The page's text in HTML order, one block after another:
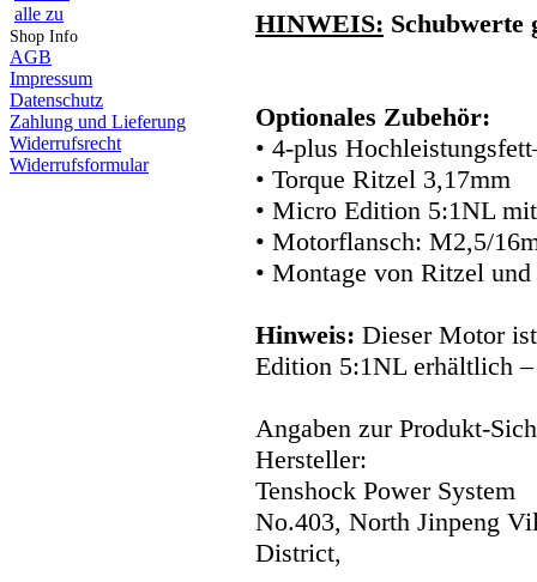
alle zu
Shop Info
AGB
Impressum
Datenschutz
Zahlung und Lieferung
Widerrufsrecht
Widerrufsformular
HINWEIS: Schubwerte
Optionales Zubehör:
• 4-plus
• Torque Ritzel 3,17mm
• Micro Edition 5:1NL
• Motorflansch: M2,5/
• Montage von Ritzel und
Hinweis: Dieser Motor
Edition 5:1NL erhältlich
Angaben zur Produkt-
Hersteller:
Tenshock Power System
No.403, North Jinpeng
District,